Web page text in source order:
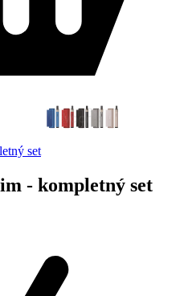
set
- kompletný set